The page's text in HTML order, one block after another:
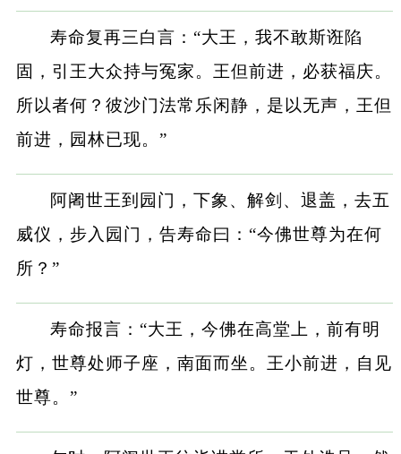
寿命复再三白言：“大王，我不敢斯诳陷
固，引王大众持与冤家。王但前进，必获福庆。
所以者何？彼沙门法常乐闲静，是以无声，王但
前进，园林已现。”
阿阇世王到园门，下象、解剑、退盖，去五
威仪，步入园门，告寿命曰：“今佛世尊为在何
所？”
寿命报言：“大王，今佛在高堂上，前有明
灯，世尊处师子座，南面而坐。王小前进，自见
世尊。”